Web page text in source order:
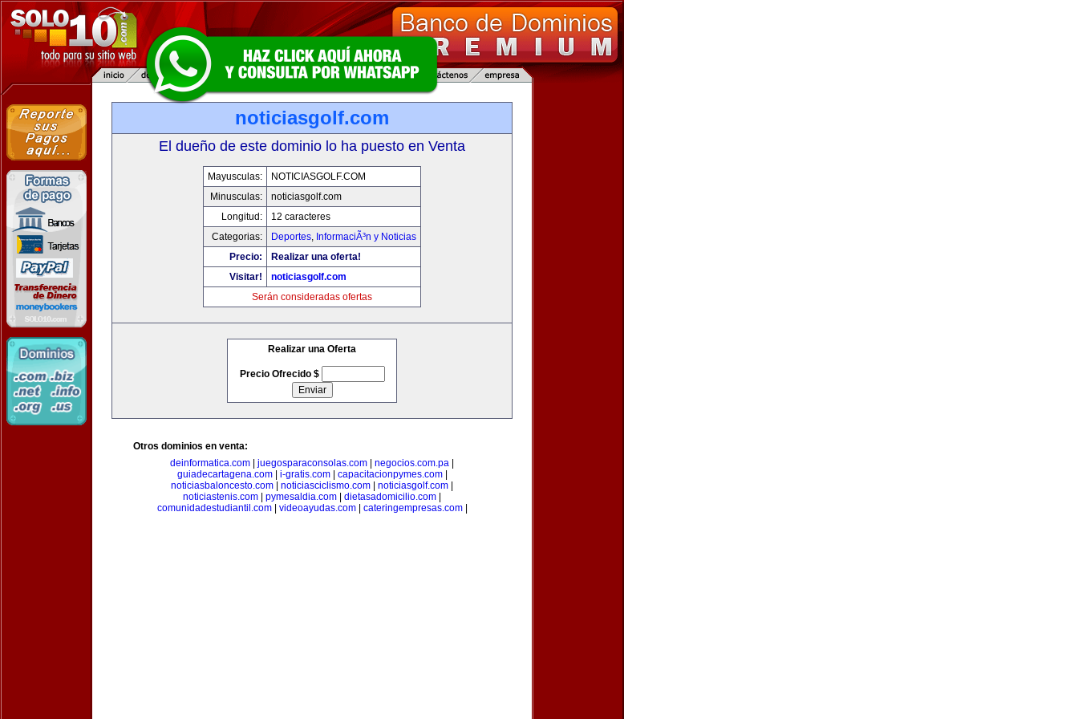
noticiasgolf.com
El dueño de este dominio lo ha puesto en Venta
Mayusculas:
NOTICIASGOLF.COM
Minusculas:
noticiasgolf.com
Longitud:
12 caracteres
Categorias:
Deportes, InformaciÃ³n y Noticias
Precio:
Realizar una oferta!
Visitar!
noticiasgolf.com
Serán consideradas ofertas
Realizar una Oferta
Precio Ofrecido $
Otros dominios en venta:
deinformatica.com
juegosparaconsolas.com negocios.com.pa
guiadecartagena.com| i-gratis.com| capacitacionpymes.com|
noticiasbaloncesto.com
noticiasciclismo.com noticiasgolf.com
noticiastenis.com
pymesaldia.com dietasadomicilio.com
comunidadestudiantil.com| videoayudas.com| cateringempresas.com|